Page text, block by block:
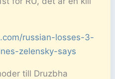
russian-losses-3-
zelensky-says
till Druzbha